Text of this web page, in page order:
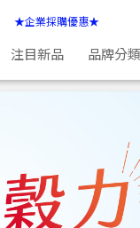
★企業採購優惠★
注目新品 品牌分類